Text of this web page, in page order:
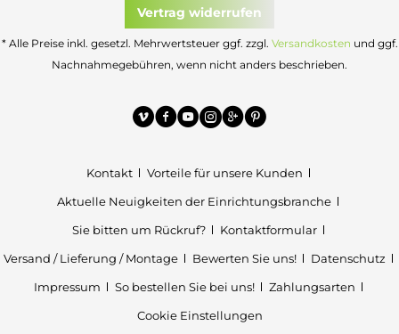
Vertrag widerrufen
* Alle Preise inkl. gesetzl. Mehrwertsteuer ggf. zzgl. Versandkosten und ggf.
Nachnahmegebühren, wenn nicht anders beschrieben.
Kontakt
Vorteile für unsere Kunden
Aktuelle Neuigkeiten der Einrichtungsbranche
Sie bitten um Rückruf?
Kontaktformular
Versand / Lieferung / Montage
Bewerten Sie uns!
Datenschutz
Impressum
So bestellen Sie bei uns!
Zahlungsarten
Cookie Einstellungen